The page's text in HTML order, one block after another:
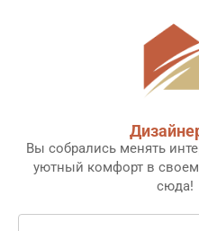
Вы собрались менять
уютный комфорт в
сюда!
Поиск: